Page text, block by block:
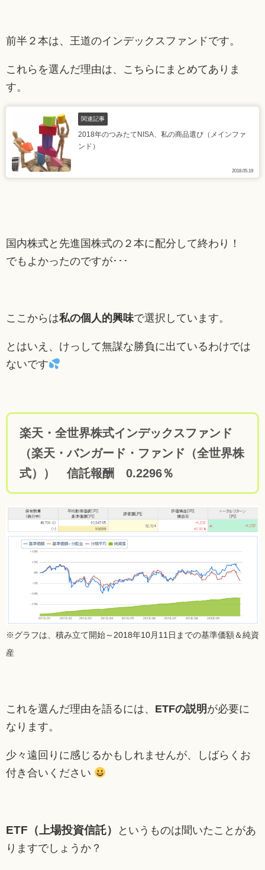
前半２本は、王道のインデックスファンドです。
これらを選んだ理由は、こちらにまとめてありま
す。
関連記事
2018年のつみたてNISA、私の商品選び（メインファ
ンド）
2018.05.19
国内株式と先進国株式の２本に配分して終わり！
でもよかったのですが･･･
ここからは私の個人的興味で選択しています。
とはいえ、けっして無謀な勝負に出ているわけでは
ないです
楽天・全世界株式インデックスファンド
（楽天・バンガード・ファンド（全世界株
式）） 信託報酬 0.2296％
※グラフは、積み立て開始～2018年10月11日までの基準価額＆純資
産
これを選んだ理由を語るには、 ETFの説明 が必要に
なります。
少々遠回りに感じるかもしれませんが、しばらくお
付き合いください
ETF（上場投資信託）
というものは聞いたことがあ
りますでしょうか？